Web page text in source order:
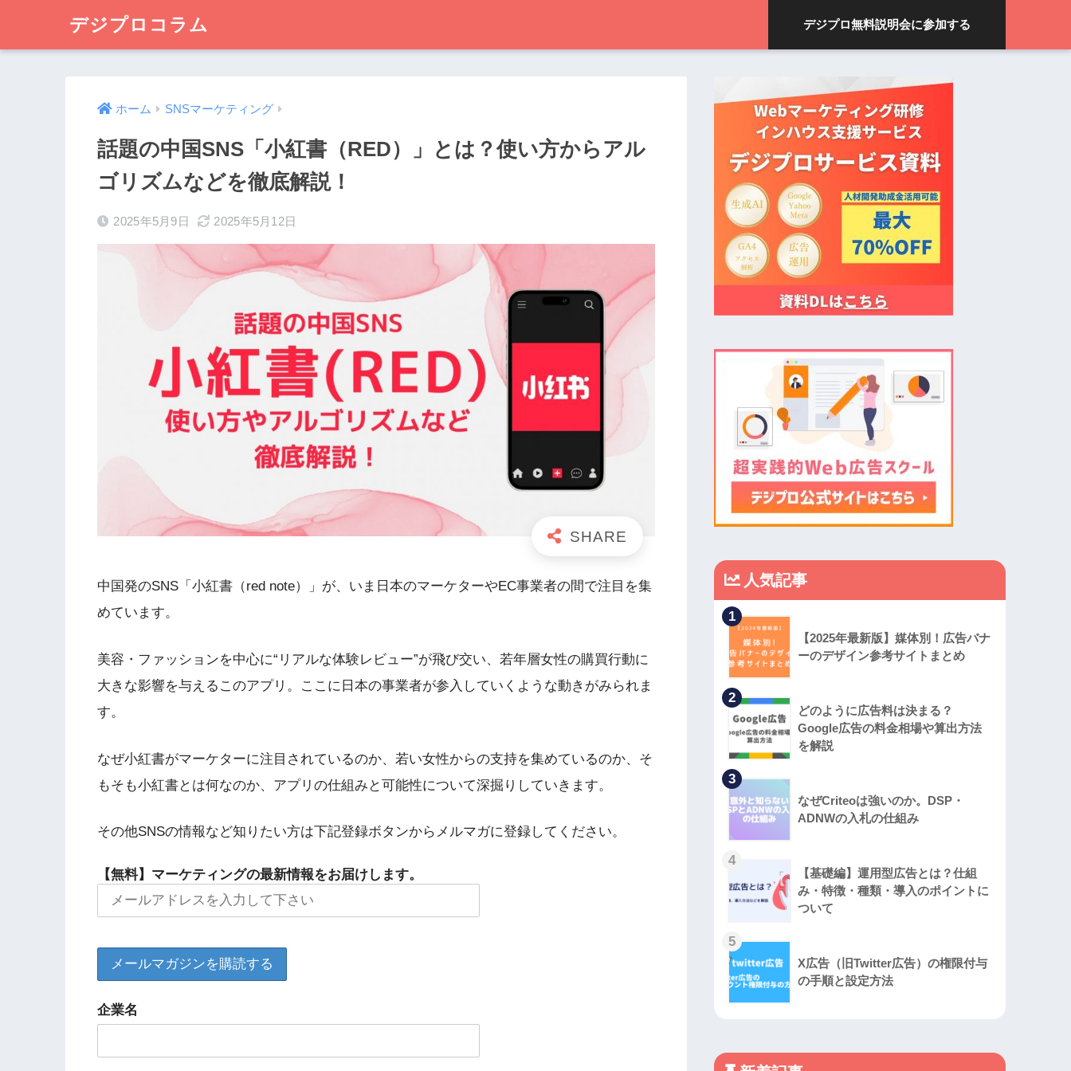
デジプロコラム デジプロ無料説明会に参加する
ホーム SNSマーケティング
話題の中国SNS「小紅書（RED）」とは？使い方からアル
ゴリズムなどを徹底解説！
2025年5月9日 2025年5月12日
中国発のSNS「小紅書（red note）」が、いま日本のマーケターやEC事業者の間で注目を集
めています。
美容・ファッションを中心に“リアルな体験レビュー”が飛び交い、若年層女性の購買行動に
大きな影響を与えるこのアプリ。ここに日本の事業者が参入していくような動きがみられま
す。
なぜ小紅書がマーケターに注目されているのか、若い女性からの支持を集めているのか、そ
もそも小紅書とは何なのか、アプリの仕組みと可能性について深掘りしていきます。
その他SNSの情報など知りたい方は下記登録ボタンからメルマガに登録してください。
【無料】マーケティングの最新情報をお届けします。
企業名
人気記事
1
【2025年最新版】媒体別！広告バナ
ーのデザイン参考サイトまとめ
2
どのように広告料は決まる？
Google広告の料金相場や算出方法
を解説
3
なぜCriteoは強いのか。DSP・
ADNWの入札の仕組み
4
【基礎編】運用型広告とは？仕組
み・特徴・種類・導入のポイントに
ついて
5
X広告（旧Twitter広告）の権限付与
の手順と設定方法